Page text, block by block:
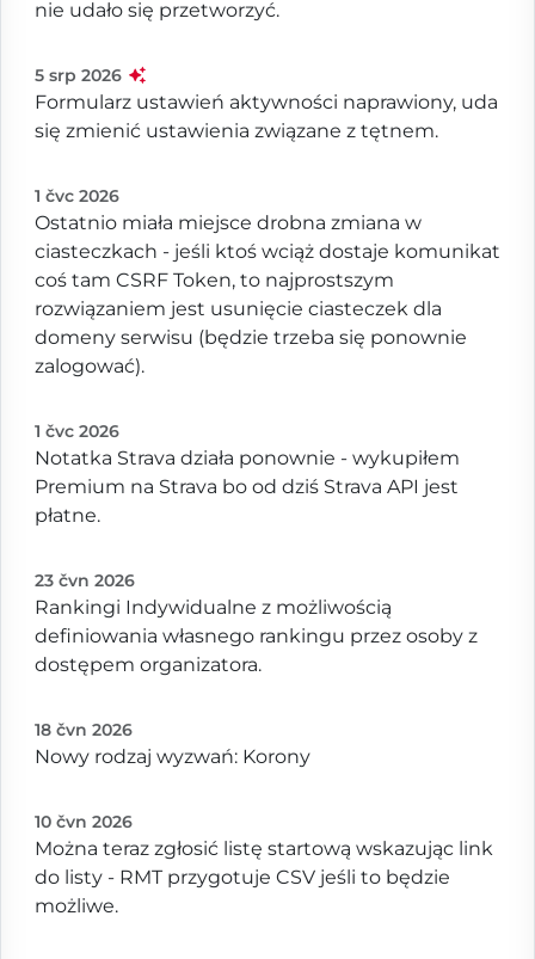
nie udało się przetworzyć.
5 srp 2026
Formularz ustawień aktywności naprawiony, uda
się zmienić ustawienia związane z tętnem.
1 čvc 2026
Ostatnio miała miejsce drobna zmiana w
ciasteczkach - jeśli ktoś wciąż dostaje komunikat
coś tam CSRF Token, to najprostszym
rozwiązaniem jest usunięcie ciasteczek dla
domeny serwisu (będzie trzeba się ponownie
zalogować).
1 čvc 2026
Notatka Strava działa ponownie - wykupiłem
Premium na Strava bo od dziś Strava API jest
płatne.
23 čvn 2026
Rankingi Indywidualne z możliwością
definiowania własnego rankingu przez osoby z
dostępem organizatora.
18 čvn 2026
Nowy rodzaj wyzwań: Korony
10 čvn 2026
Można teraz zgłosić listę startową wskazując link
do listy - RMT przygotuje CSV jeśli to będzie
możliwe.